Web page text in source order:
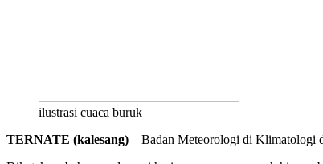
ilustrasi cuaca buruk
TERNATE (kalesang) – Badan Meteorologi di Klimatologi